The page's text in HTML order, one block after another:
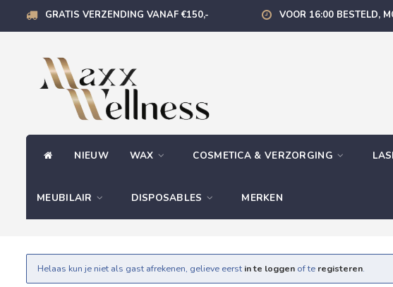
GRATIS VERZENDING VANAF €150,- VOOR 16:00 BESTELD,
NIEUW WAX COSMETICA & VERZORGING
MEUBILAIR DISPOSABLES MERKEN
Helaas kun je niet als gast afrekenen, gelieve eerst in te loggen of te registeren.